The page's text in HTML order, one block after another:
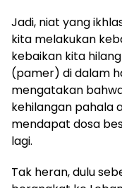
Jadi, niat yang
kita melakukan
kebaikan kita
(pamer) di dalam
mengatakan
kehilangan pahala
mendapat dosa
lagi.
Tak heran, dulu